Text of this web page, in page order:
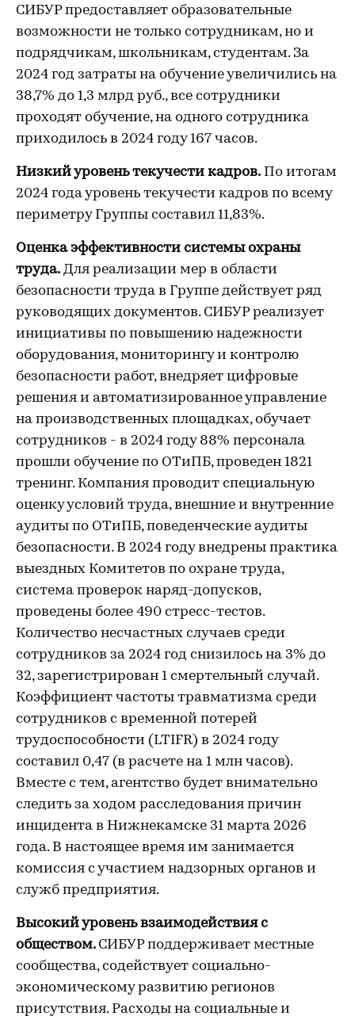
СИБУР предоставляет образовательные
возможности не только сотрудникам, но и
подрядчикам, школьникам, студентам. За
2024 год затраты на обучение увеличились на
38,7% до 1,3 млрд руб., все сотрудники
проходят обучение, на одного сотрудника
приходилось в 2024 году 167 часов.
Низкий уровень текучести кадров. По итогам
2024 года уровень текучести кадров по всему
периметру Группы составил 11,83%.
Оценка эффективности системы охраны
труда. Для реализации мер в области
безопасности труда в Группе действует ряд
руководящих документов. СИБУР реализует
инициативы по повышению надежности
оборудования, мониторингу и контролю
безопасности работ, внедряет цифровые
решения и автоматизированное управление
на производственных площадках, обучает
сотрудников - в 2024 году 88% персонала
прошли обучение по ОТиПБ, проведен 1821
тренинг. Компания проводит специальную
оценку условий труда, внешние и внутренние
аудиты по ОТиПБ, поведенческие аудиты
безопасности. В 2024 году внедрены практика
выездных Комитетов по охране труда,
система проверок наряд-допусков,
проведены более 490 стресс-тестов.
Количество несчастных случаев среди
сотрудников за 2024 год снизилось на 3% до
32, зарегистрирован 1 смертельный случай.
Коэффициент частоты травматизма среди
сотрудников с временной потерей
трудоспособности (LTIFR) в 2024 году
составил 0,47 (в расчете на 1 млн часов).
Вместе с тем, агентство будет внимательно
следить за ходом расследования причин
инцидента в Нижнекамске 31 марта 2026
года. В настоящее время им занимается
комиссия с участием надзорных органов и
служб предприятия.
Высокий уровень взаимодействия с
обществом. СИБУР поддерживает местные
сообщества, содействует социально-
экономическому развитию регионов
присутствия. Расходы на социальные и